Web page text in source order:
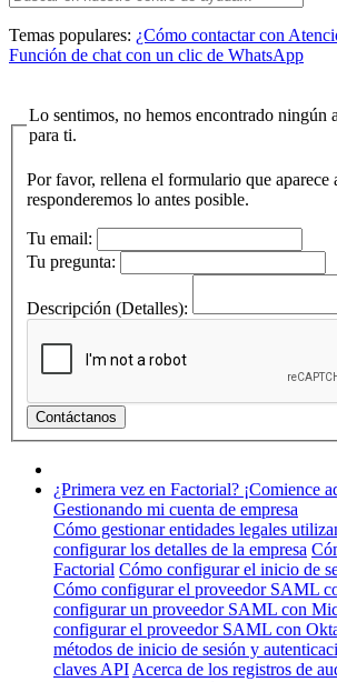
Temas populares: ¿Cómo contactar con
Función de chat con un clic de WhatsApp
Lo sentimos, no hemos encontrado ningún
para ti.
Por favor, rellena el formulario que aparece
responderemos lo antes posible.
Tu email:
Tu pregunta:
Descripción (Detalles):
¿Primera vez en Factorial? ¡Comience
Gestionando mi cuenta de empresa
Cómo gestionar entidades legales
configurar los detalles de la empresa
Factorial Cómo configurar el inicio de
Cómo configurar el proveedor SAML
configurar un proveedor SAML con
configurar el proveedor SAML con
métodos de inicio de sesión y
claves API Acerca de los registros de